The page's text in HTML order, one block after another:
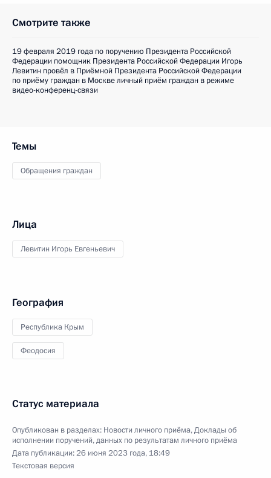
Смотрите также
19 февраля 2019 года по поручению Президента Российской
Федерации помощник Президента Российской Федерации Игорь
Левитин провёл в Приёмной Президента Российской Федерации
по приёму граждан в Москве личный приём граждан в режиме
видео-конференц-связи
Темы
Обращения граждан
Лица
Левитин Игорь Евгеньевич
География
Республика Крым
Феодосия
Статус материала
Опубликован в разделах: Новости личного приёма,Доклады об
исполнении поручений, данных по результатам личного приёма
Дата публикации:26 июня 2023 года, 18:49
Текстовая версия